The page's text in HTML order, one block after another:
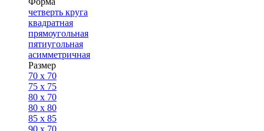
четверть круга
квадратная
прямоугольная
пятиугольная
асимметричная
Размер
70 x 70
75 x 75
80 x 70
80 x 80
85 x 85
90 x 70